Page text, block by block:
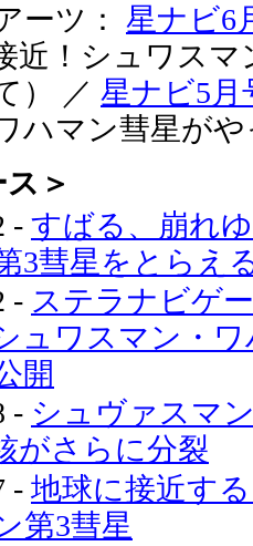
ーツ： 星ナビ6
近！シュワス
） ／ 星ナビ5月
ハマン彗星が
＞
- すばる、崩れ
3彗星をとらえ
- ステラナビゲ
ュワスマン・
開
- シュヴァスマ
がさらに分裂
- 地球に接近す
第3彗星